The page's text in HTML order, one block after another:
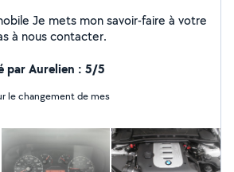
à votre
à nous contacter.
par Aurelien : 5/5
le changement de mes